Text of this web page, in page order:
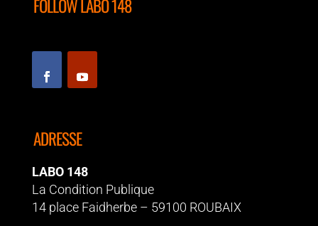
k
FOLLOW LABO 148
ADRESSE
LABO 148
La Condition Publique
14 place Faidherbe – 59100 ROUBAIX